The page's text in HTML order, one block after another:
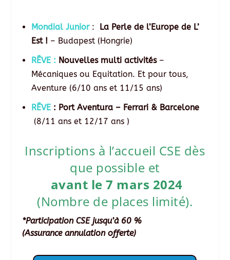
Mondial Junior : La Perle de l’Europe de L’
Est !– Budapest (Hongrie)
RÊVE : Nouvelles multi activités–
Mécaniques ou Equitation. Et pour tous,
Aventure (6/10 ans et 11/15 ans)
RÊVE: Port Aventura – Ferrari & Barcelone
(8/11 ans et 12/17 ans )
Inscriptions à l’accueil CSE dès
que possible et
avant le 7 mars 2024
(Nombre de places limité).
*Participation CSE jusqu’à 60 %
(Assurance annulation offerte)